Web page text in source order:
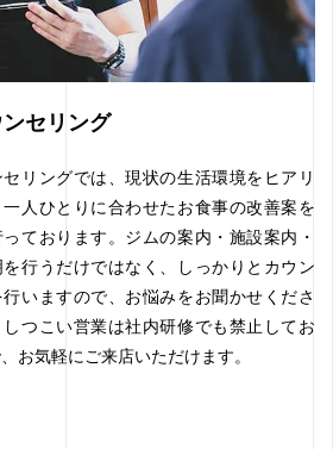
セリング
リングでは、現状の生活環境をヒアリ
一人ひとりに合わせたお食事の改善案を
っております。ジムの案内・施設案内・
行うだけではなく、しっかりとカウン
いますので、お悩みをお聞かせくださ
しつこい営業は社内研修でも禁止してお
お気軽にご来店いただけます。